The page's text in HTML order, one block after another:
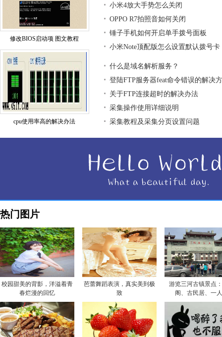
修改BIOS启动项 图文教程
cpu使用率高的解决办法
小米4放大手势怎么关闭
OPPO R7拍照音如何关闭
锤子手机如何开启单手拨号面板
小米Note顶配版怎么设置默认拨号卡
什么是域名解析服务？
登陆FTP服务器feat命令错误的解决
关于FTP连接超时的解决办法
采集操作使用详细说明
采集教程及采集分页设置问题
热门图片
校园甜美的背影，洋溢着青
春烂漫的回忆
芭蕾舞蹈表演，真实美到极
致
游览三河古镇景点
阁、古民居、一